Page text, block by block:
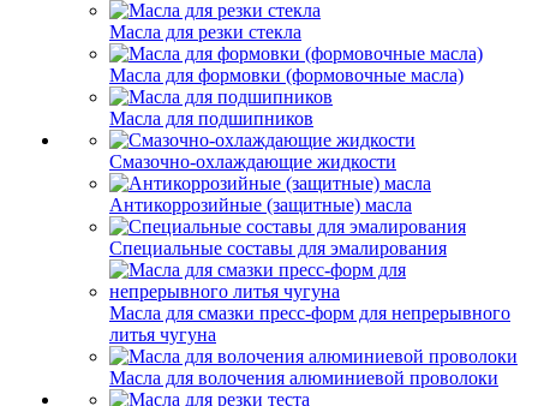
Масла для резки стекла
Масла для формовки (формовочные масла)
Масла для подшипников
Смазочно-охлаждающие жидкости
Антикоррозийные (защитные) масла
Специальные составы для эмалирования
Масла для смазки пресс-форм для непрерывного
литья чугуна
Масла для волочения алюминиевой проволоки